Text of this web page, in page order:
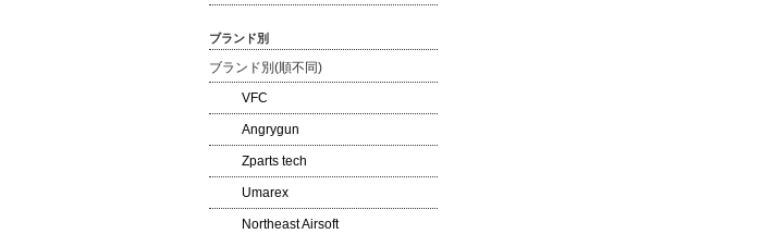
ブランド別
ブランド別(順不同)
VFC
Angrygun
Zparts tech
Umarex
Northeast Airsoft